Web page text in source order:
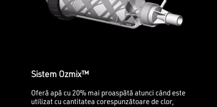
Sistem Ozmix™
Oferă apă cu 20% mai proaspătă atunci când este
utilizat cu cantitatea corespunzătoare de clor,